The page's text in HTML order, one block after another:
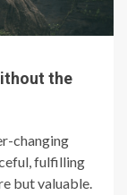
the
changing
fulfilling
but valuable.